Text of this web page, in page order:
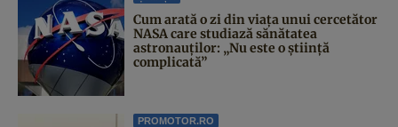
Cum arată o zi din viața unui cercetător
NASA care studiază sănătatea
astronauților: „Nu este o știință
complicată”
PROMOTOR.RO